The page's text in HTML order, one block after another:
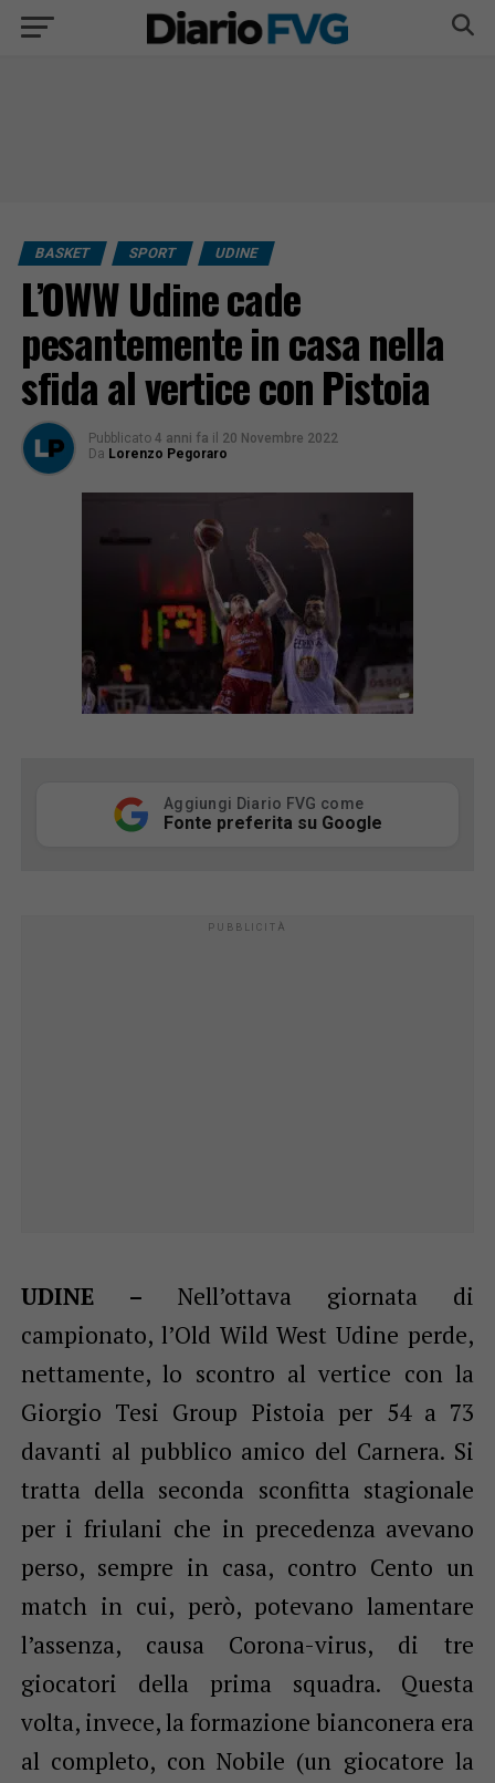
BASKET SPORT UDINE
L’OWW Udine cade
pesantemente in casa nella
sfida al vertice con Pistoia
Pubblicato 4 anni fa il 20 Novembre 2022
Da Lorenzo Pegoraro
Aggiungi Diario FVG come
Fonte preferita su Google
UDINE – Nell’ottava giornata di
campionato, l’Old Wild West Udine perde,
nettamente, lo scontro al vertice con la
Giorgio Tesi Group Pistoia per 54 a 73
davanti al pubblico amico del Carnera. Si
tratta della seconda sconfitta stagionale
per i friulani che in precedenza avevano
perso, sempre in casa, contro Cento un
match in cui, però, potevano lamentare
l’assenza, causa Corona-virus, di tre
giocatori della prima squadra. Questa
volta, invece, la formazione bianconera era
al completo, con Nobile (un giocatore la